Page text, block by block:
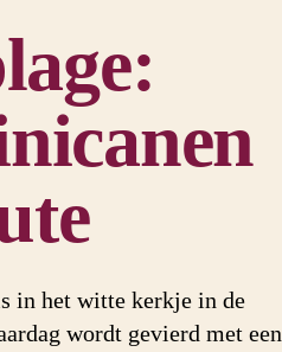
in het witte kerkje in de
wordt gevierd met een